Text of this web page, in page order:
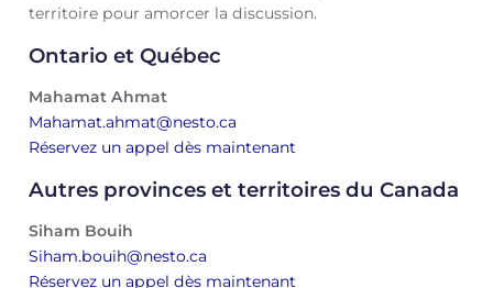
territoire pour amorcer la discussion.
Ontario et Québec
Mahamat Ahmat
Mahamat.ahmat@nesto.ca
Réservez un appel dès maintenant
Autres provinces et territoires du Canada
Siham Bouih
Siham.bouih@nesto.ca
Réservez un appel dès maintenant